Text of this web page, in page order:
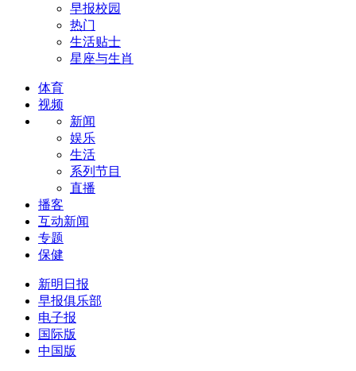
早报校园
热门
生活贴士
星座与生肖
体育
视频
新闻
娱乐
生活
系列节目
直播
播客
互动新闻
专题
保健
新明日报
早报俱乐部
电子报
国际版
中国版